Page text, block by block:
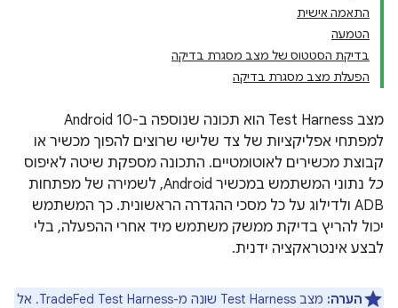
התאמה אישית
הטמעה
בדיקת הסטטוס של מצב מסגרת בדיקה
הפעלת מצב מסגרת בדיקה
מצב Test Harness הוא תכונה שנוספה ב-Android 10
למפתחי אפליקציות של צד שלישי שרוצים להפוך מכשיר או
קבוצת מכשירים לאוטומטיים. התכונה מספקת שיטה לאיפוס
כל
נתוני המשתמש במכשיר Android, לשמירה של מפתחות
ADB ולדילוג על כל מסכי ההגדרה הראשונית. כך המשתמש
יכול להריץ בדיקת ממשק משתמש מיד אחרי ההפעלה, בלי
לבצע אינטראקציה ידנית.
הערה:
מצב Test Harness שונה מ-TradeFed Test Harness. אל